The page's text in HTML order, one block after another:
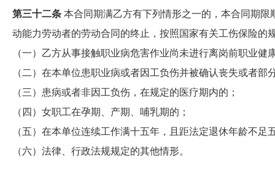
第三十二条 本合同期满乙方有下列情形之一的，本合同期
动能力劳动者的劳动合同的终止，按照国家有关工伤保险的
（一）乙方从事接触职业病危害作业尚未进行离岗前职业
（二）在本单位患职业病或者因工负伤并被确认丧失或者部
（三）患病或者非因工负伤，在规定的医疗期内的；
（四）女职工在孕期、产期、哺乳期的；
（五）在本单位连续工作满十五年，且距法定退休年龄不足
（六）法律、行政法规规定的其他情形。